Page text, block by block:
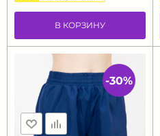
В КОРЗИНУ
-30%